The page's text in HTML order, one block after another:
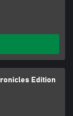
Edition